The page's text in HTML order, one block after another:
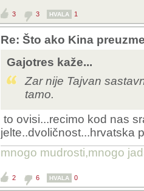
3 3 HVALA 1
Re: Što ako Kina
Gajotres kaže...
Zar nije Tajvan
tamo.
to ovisi...recimo kod nas
jelte..dvoličnost...hrvatska
mnogo mudrosti,mnogo
2 6 HVALA 0